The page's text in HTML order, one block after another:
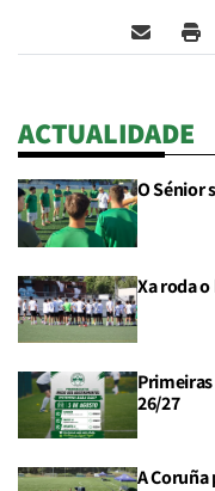
ACTUALIDADE
O Sénior
Xa roda
26/27
A